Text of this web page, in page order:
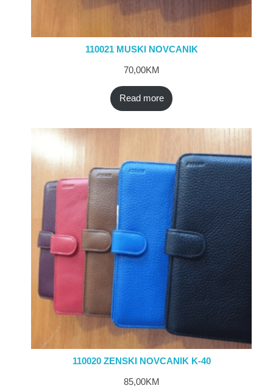
110021 MUSKI NOVCANIK
70,00KM
Read more
110020 ZENSKI NOVCANIK K-40
85,00KM